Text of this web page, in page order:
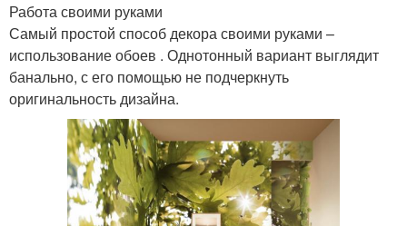
Работа своими руками
Самый простой способ декора своими руками –
использование обоев . Однотонный вариант выглядит
банально, с его помощью не подчеркнуть
оригинальность дизайна.